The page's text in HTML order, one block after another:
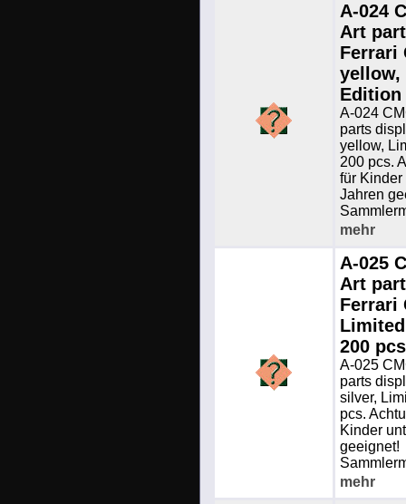
A-024
Art
Ferrari
yellow,
Edition
A-024
parts
yellow,
200 pcs.
für Kinder
Jahren
mehr
A-025
Art
Ferrari
200
A-025
parts
silver,
pcs.
Kinder
geeignet!
mehr